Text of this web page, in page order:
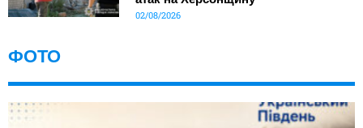
02/08/2026
ФОТО